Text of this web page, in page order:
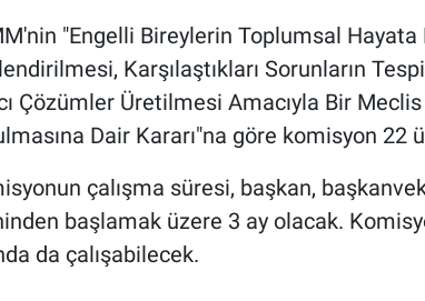
"Engelli Bireylerin Toplumsal Hayata
Karşılaştıkları Sorunların
Çözümler Üretilmesi Amacıyla Bir
Dair Kararı"na göre komisyon 22
çalışma süresi, başkan,
başlamak üzere 3 ay olacak.
da çalışabilecek.